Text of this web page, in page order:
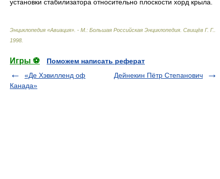
установки стабилизатора относительно плоскости хорд крыла.
Энциклопедия «Авиация». - М.: Большая Российская Энциклопедия Свищёв Г. Г.
1998
Игры ⚽
Поможем написать реферат
«Де Хэвилленд оф
Канада»
Дейнекин Пётр Степанович